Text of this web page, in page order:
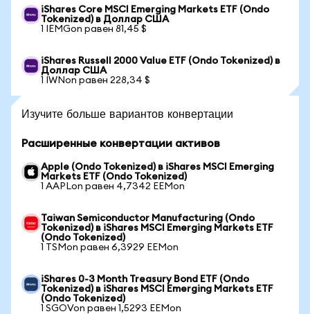
iShares Core MSCI Emerging Markets ETF (Ondo
Tokenized) в Доллар США
1 IEMGon равен 81,45 $
iShares Russell 2000 Value ETF (Ondo Tokenized) в
Доллар США
1 IWNon равен 228,34 $
Изучите больше вариантов конвертации
Расширенные конвертации активов
Apple (Ondo Tokenized) в iShares MSCI Emerging
Markets ETF (Ondo Tokenized)
1 AAPLon равен 4,7342 EEMon
Taiwan Semiconductor Manufacturing (Ondo
Tokenized) в iShares MSCI Emerging Markets ETF
(Ondo Tokenized)
1 TSMon равен 6,3929 EEMon
iShares 0-3 Month Treasury Bond ETF (Ondo
Tokenized) в iShares MSCI Emerging Markets ETF
(Ondo Tokenized)
1 SGOVon равен 1,5293 EEMon